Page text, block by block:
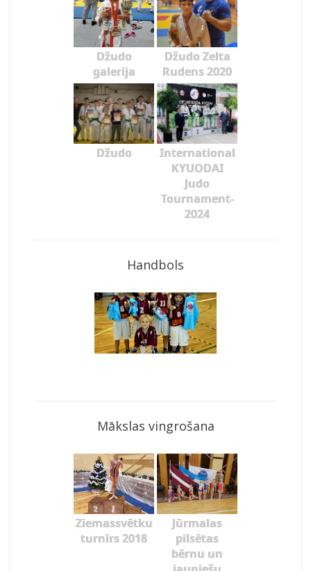
Džudo
galerija
Džudo Zelta
Rudens 2020
Džudo
International
KYUODAI
Judo
Tournament-
2024
Handbols
Mākslas vingrošana
Ziemassvētku
turnīrs 2018
Jūrmalas
pilsētas
bērnu un